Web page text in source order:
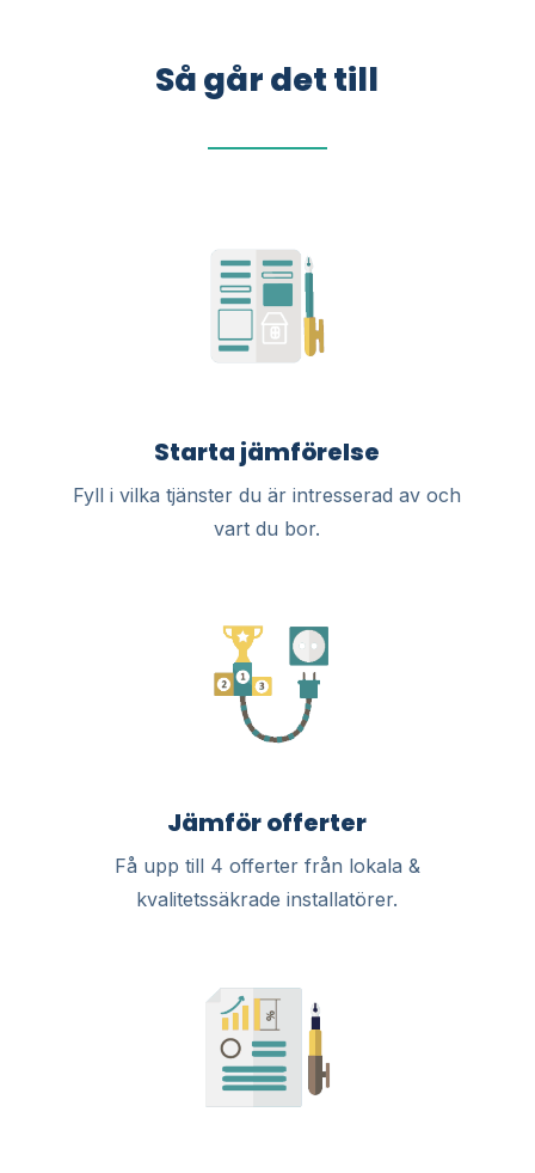
Så går det till
Starta jämförelse
Fyll i vilka tjänster du är intresserad av och
vart du bor.
Jämför offerter
Få upp till 4 offerter från lokala &
kvalitetssäkrade installatörer.